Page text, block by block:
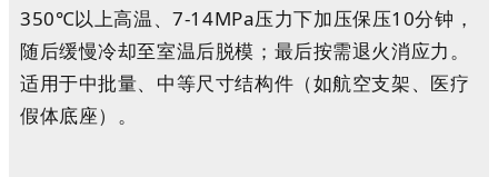
350℃以上高温、7-14MPa压力下加压保压10分钟，
随后缓慢冷却至室温后脱模；最后按需退火消应力。
适用于中批量、中等尺寸结构件（如航空支架、医疗
假体底座）。